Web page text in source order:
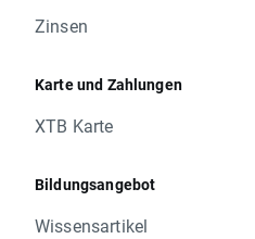
Zinsen
Karte und Zahlungen
XTB Karte
Bildungsangebot
Wissensartikel